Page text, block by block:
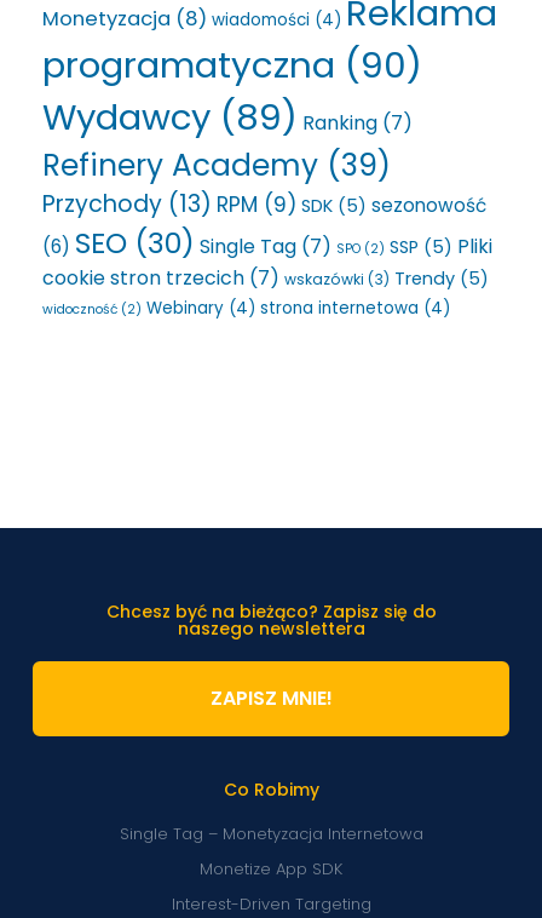
Monetyzacja (8) wiadomości (4) Reklama
programatyczna (90)
Wydawcy (89) Ranking (7)
Refinery Academy (39)
Przychody (13) RPM (9) SDK (5) sezonowość
(6) SEO (30) Single Tag (7) SPO (2) SSP (5) Pliki
cookie stron trzecich (7) wskazówki (3) Trendy (5)
widoczność (2) Webinary (4) strona internetowa (4)
Co Robimy
Single Tag – Monetyzacja Internetowa
Monetize App SDK
Interest-Driven Targeting
Chcesz być na bieżąco? Zapisz się do
naszego newslettera
ZAPISZ MNIE!